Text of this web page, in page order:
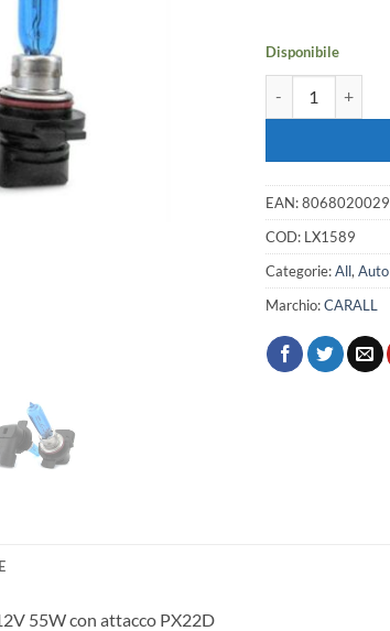
Disponibile
EAN:
COD: LX1589
Categorie:All,
Marchio:CARALL
55W con attacco PX22D